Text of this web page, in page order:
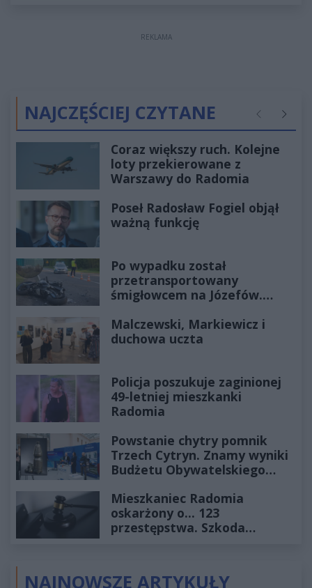
REKLAMA
NAJCZĘŚCIEJ CZYTANE Poprzednie
Coraz większy ruch. Kolejne
loty przekierowane z
Warszawy do Radomia
Poseł Radosław Fogiel objął
ważną funkcję
Po wypadku został
przetransportowany
śmigłowcem na Józefów.
Malczewski, Markiewicz i
duchowa uczta
Policja poszukuje zaginionej
49-letniej mieszkanki
Radomia
Powstanie chytry pomnik
Trzech Cytryn. Znamy wyniki
Budżetu Obywatelskiego
Mieszkaniec Radomia
oskarżony o... 123
przestępstwa. Szkoda
NAJNOWSZE ARTYKUŁY